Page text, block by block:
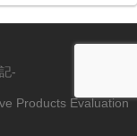
-
Products Evaluation